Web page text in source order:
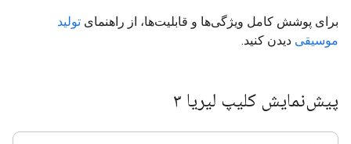
برای پوشش کامل ویژگی‌ها و قابلیت‌ها، از راهنمای تولید
موسیقی دیدن کنید.
پیش‌نمایش کلیپ لیریا ۳